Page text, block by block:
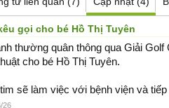
gọi cho bé Hồ Thị Tuyên
thường quân thông qua Giải
cho bé Hồ Thị Tuyên.
sẽ làm việc với bệnh viện và
26